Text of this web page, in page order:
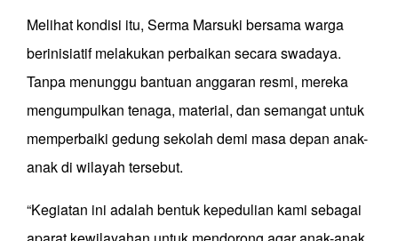
Melihat kondisi itu, Serma Marsuki bersama warga
berinisiatif melakukan perbaikan secara swadaya.
Tanpa menunggu bantuan anggaran resmi, mereka
mengumpulkan tenaga, material, dan semangat untuk
memperbaiki gedung sekolah demi masa depan anak-
anak di wilayah tersebut.
“Kegiatan ini adalah bentuk kepedulian kami sebagai